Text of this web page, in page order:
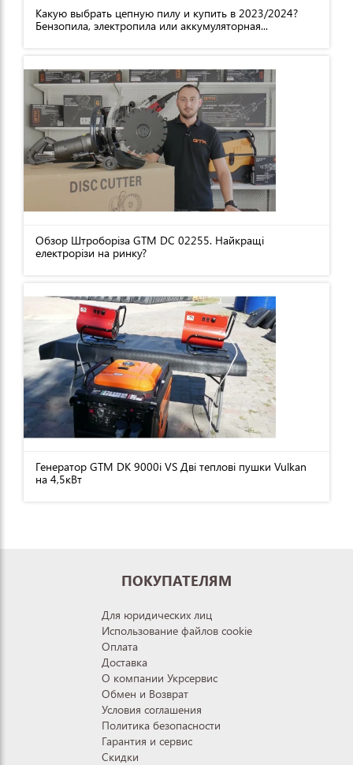
Какую выбрать цепную пилу и купить в 2023/2024?
Бензопила, электропила или аккумуляторная...
Обзор Штроборіза GTM DC 02255. Найкращі
електрорізи на ринку?
Генератор GTM DK 9000i VS Дві теплові пушки Vulkan
на 4,5кВт
ПОКУПАТЕЛЯМ
Для юридических лиц
Использование файлов cookie
Оплата
Доставка
О компании Укрсервис
Обмен и Возврат
Условия соглашения
Политика безопасности
Гарантия и сервис
Скидки